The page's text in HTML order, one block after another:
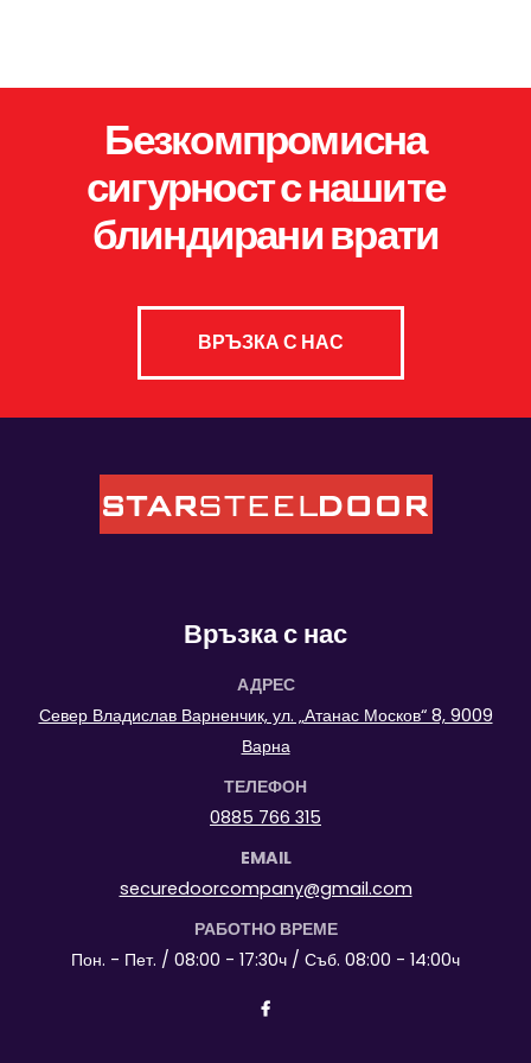
Безкомпромисна
сигурност с нашите
блиндирани врати
ВРЪЗКА С НАС
Връзка с нас
АДРЕС
Север Владислав Варненчик, ул. „Атанас Москов“ 8, 9009
Варна
ТЕЛЕФОН
0885 766 315
EMAIL
securedoorcompany@gmail.com
РАБОТНО ВРЕМЕ
Пон. - Пет. / 08:00 - 17:30ч / Съб. 08:00 - 14:00ч